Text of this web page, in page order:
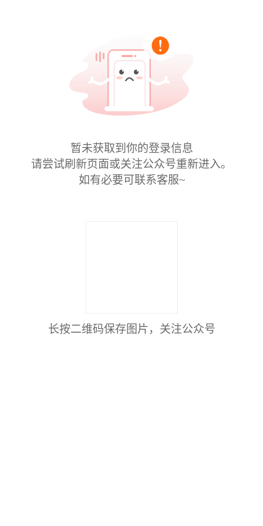
暂未获取到你的登录信息
请尝试刷新页面或关注公众号重新进入。
如有必要可联系客服~
长按二维码保存图片，关注公众号